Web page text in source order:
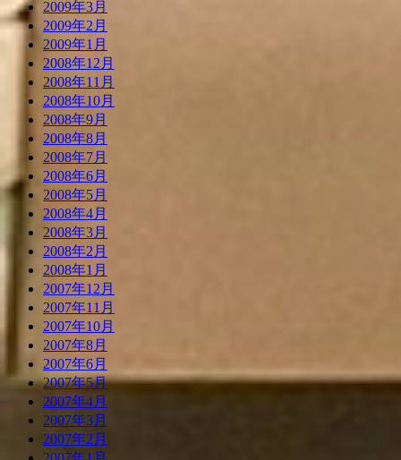
2009年3月
2009年2月
2009年1月
2008年12月
2008年11月
2008年10月
2008年9月
2008年8月
2008年7月
2008年6月
2008年5月
2008年4月
2008年3月
2008年2月
2008年1月
2007年12月
2007年11月
2007年10月
2007年8月
2007年6月
2007年5月
2007年4月
2007年3月
2007年2月